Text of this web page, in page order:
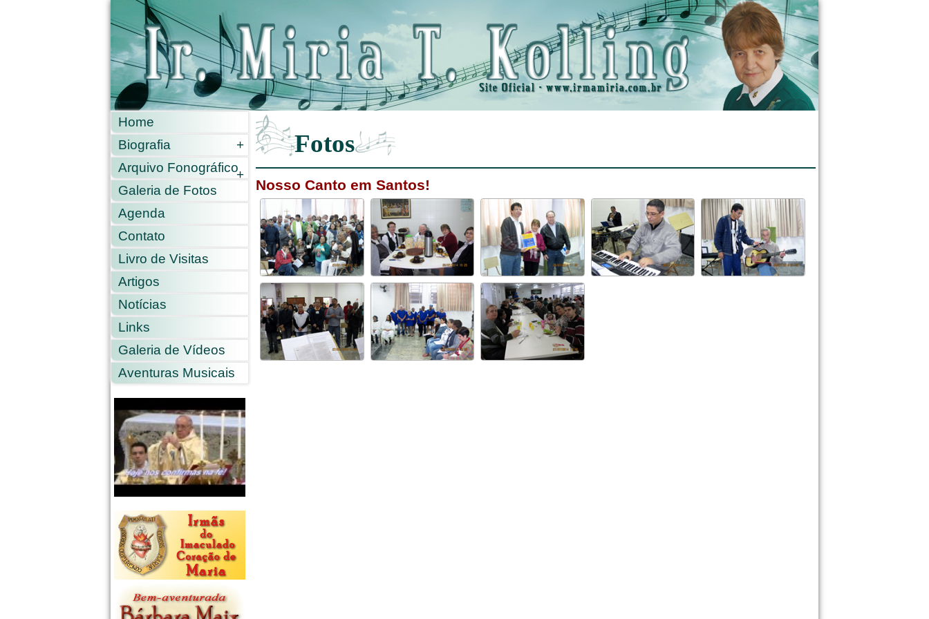
Home
Biografia
+
Arquivo Fonográfico+
Galeria de Fotos
Agenda
Contato
Livro de Visitas
Artigos
Notícias
Links
Galeria de Vídeos
Aventuras Musicais
Fotos
Nosso Canto em Santos!